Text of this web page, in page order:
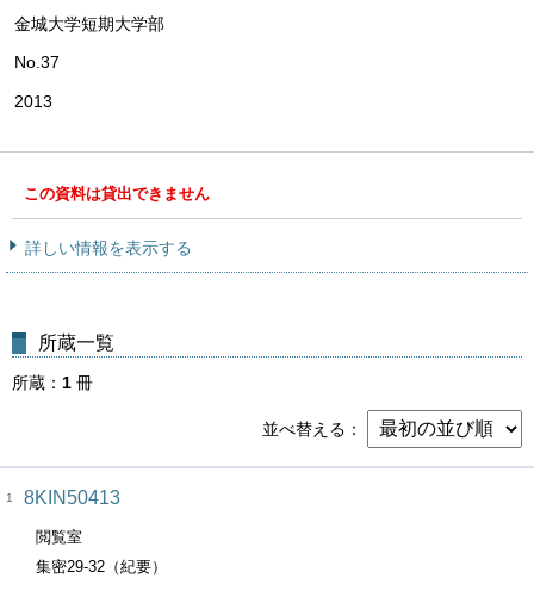
金城大学短期大学部
No.37
2013
この資料は貸出できません
詳しい情報を表示する
所蔵一覧
所蔵 1 冊
並べ替える
1 8KIN50413
閲覧室
集密29-32（紀要）